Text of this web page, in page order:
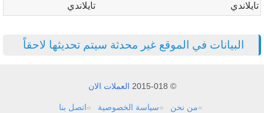
تايلاندي
تايلاندي
البيانات في الموقع غير محدثة سيتم تحديثها لاحقاً
© 2015-018 العملات الان
من نحن سياسة الخصوصية اتصل بنا